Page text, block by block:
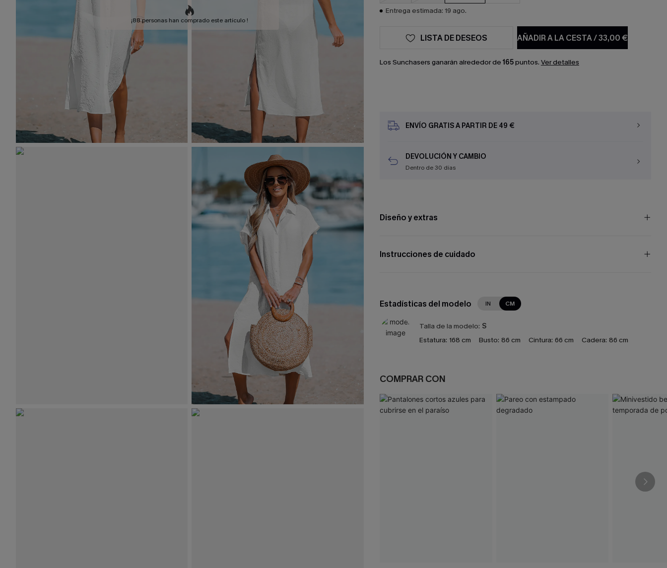
¡88 personas han comprado este artículo !
Entrega estimada: 19 ago.
AÑADIR A LA CESTA/33,00 €
LISTA DE DESEOS
Los Sunchasers ganarán alrededor de 165puntos. Ver detalles
ENVÍO GRATIS A PARTIR DE 49 €
DEVOLUCIÓN Y CAMBIO
Dentro de 30 días
Diseño y extras
Instrucciones de cuidado
Estadísticas del modelo IN CM
Talla de la modelo: S
Estatura: 168 cm Busto: 86 cm Cintura: 66 cm Cadera: 86 cm
COMPRAR CON